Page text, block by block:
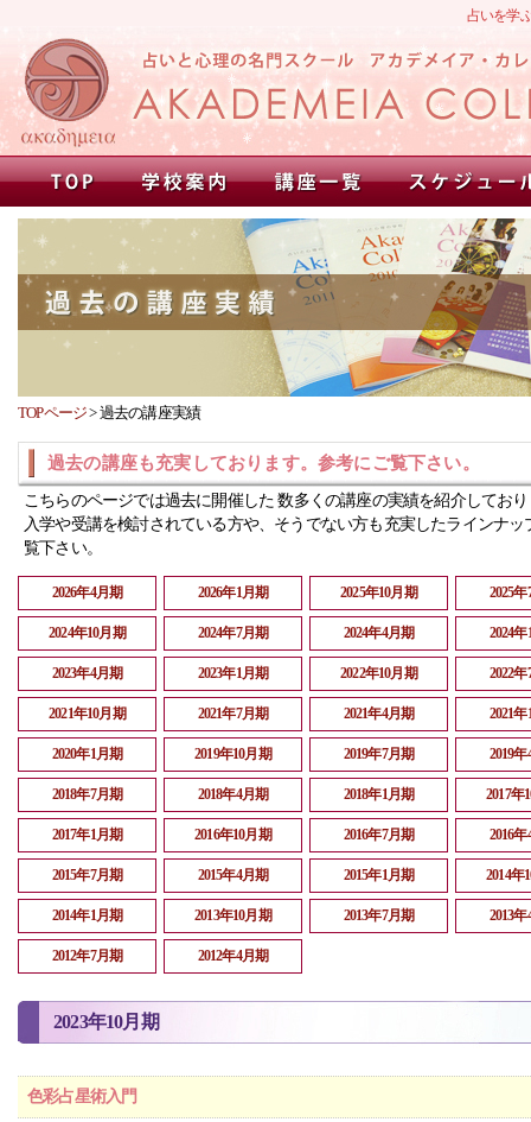
占いを学
TOPページ>過去の講座実績
過去の講座も充実しております。参考にご覧下さい。
こちらのページでは過去に開催した 数多くの講座の実績を紹介してお
入学や受講を検討されている方や、そうでない方も充実したラインナッ
覧下さい。
2026年4月期 2026年1月期 2025年10月期 2025
2024年10月期 2024年7月期 2024年4月期 2024
2023年4月期 2023年1月期 2022年10月期 2022
2021年10月期 2021年7月期 2021年4月期 2021
2020年1月期 2019年10月期 2019年7月期 2019
2018年7月期 2018年4月期 2018年1月期 2017年
2017年1月期 2016年10月期 2016年7月期 2016
2015年7月期 2015年4月期 2015年1月期 2014年
2014年1月期 2013年10月期 2013年7月期 2013
2012年7月期 2012年4月期
2023年10月期
色彩占星術入門